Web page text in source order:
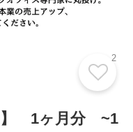
】 1ヶ月分 ~1
2